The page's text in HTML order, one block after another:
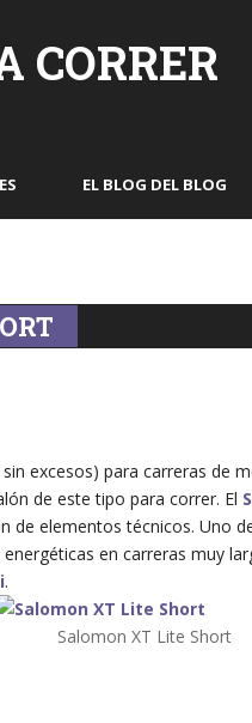
CORRER
EL BLOG DEL BLOG
excesos) para carreras de
de este tipo para correr. El
elementos técnicos. Uno
en carreras muy
.
Salomon XT Lite Short